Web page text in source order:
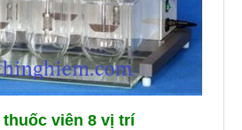
thuốc viên 8 vị trí